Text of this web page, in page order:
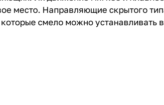
место. Направляющие скрытого
смело можно устанавливать